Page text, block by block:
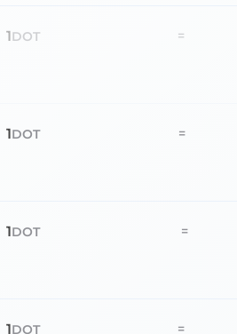
1DOT =
1DOT =
1DOT =
1DOT =